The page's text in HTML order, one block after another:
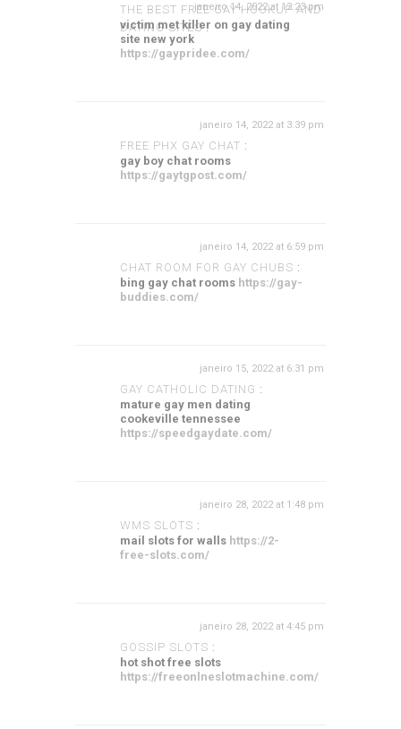
THE BEST FREE GAY HOOKUP AND
DATING SITES:
janeiro 14, 2022 at 12:23 pm
victim met killer on gay dating
site new york
https://gaypridee.com/
FREE PHX GAY CHAT :
janeiro 14, 2022 at 3:39 pm
gay boy chat rooms
https://gaytgpost.com/
CHAT ROOM FOR GAY CHUBS :
janeiro 14, 2022 at 6:59 pm
bing gay chat rooms https://gay-
buddies.com/
GAY CATHOLIC DATING :
janeiro 15, 2022 at 6:31 pm
mature gay men dating
cookeville tennessee
https://speedgaydate.com/
WMS SLOTS :
janeiro 28, 2022 at 1:48 pm
mail slots for walls https://2-
free-slots.com/
GOSSIP SLOTS :
janeiro 28, 2022 at 4:45 pm
hot shot free slots
https://freeonlneslotmachine.com/